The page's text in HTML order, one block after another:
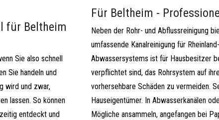
für Beltheim
Sie also schnell
Sie handeln und
wird und zwar,
lassen. So können
entdeckt und
Für Beltheim -
Neben der Rohr- und Abflussreinigung
umfassende Kanalreinigung für
Abwassersystems ist für Hausbesitzer
verpflichtet sind, das Rohrsystem auf
vorhersehbare Schäden zu vermeiden.
Hauseigentümer. In Abwasserkanälen
Mögliche ansammeln, angefangen bei